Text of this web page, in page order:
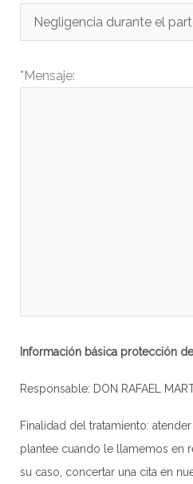
*Mensaje:
Información básica protección
Responsable: DON RAFAEL
Finalidad del tratamiento:
plantee cuando le llamemos en
su caso, concertar una cita en